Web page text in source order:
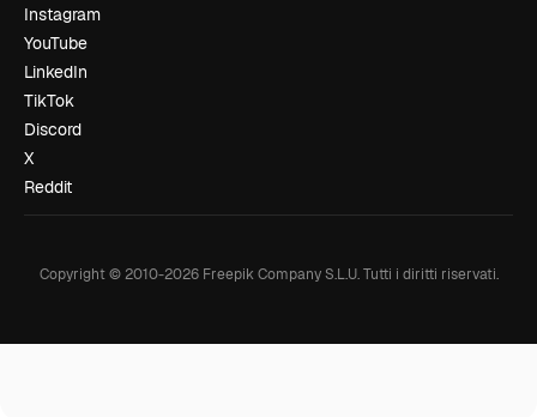
Instagram
YouTube
LinkedIn
TikTok
Discord
X
Reddit
Copyright © 2010-2026Freepik Company S.L.U. Tutti i diritti riservati.